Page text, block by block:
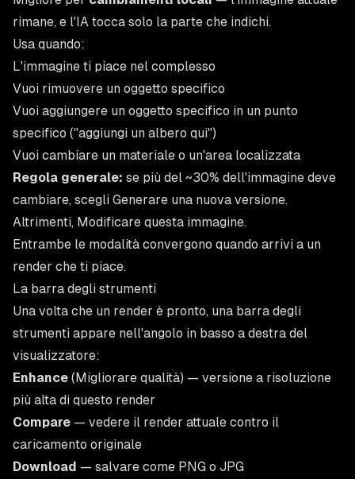
rimane, e l'IA tocca solo la parte che indichi.
Usa quando:
L'immagine ti piace nel complesso
Vuoi rimuovere un oggetto specifico
Vuoi aggiungere un oggetto specifico in un punto
specifico ("aggiungi un albero qui")
Vuoi cambiare un materiale o un'area localizzata
Regola generale: se più del ~30% dell'immagine deve
cambiare, scegli Generare una nuova versione.
Altrimenti, Modificare questa immagine.
Entrambe le modalità convergono quando arrivi a un
render che ti piace.
La barra degli strumenti
Una volta che un render è pronto, una barra degli
strumenti appare nell'angolo in basso a destra del
visualizzatore:
Enhance (Migliorare qualità) — versione a risoluzione
più alta di questo render
Compare — vedere il render attuale contro il
caricamento originale
Download — salvare come PNG o JPG